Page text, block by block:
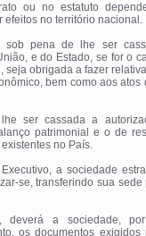
ou no estatuto
efeitos no território nacional.
sob pena de lhe ser
e do Estado, se for o
obrigada a fazer
bem como aos atos
ser cassada a
patrimonial e o de
no País.
a sociedade
se, transferindo sua sede
a sociedade,
os documentos exigidos